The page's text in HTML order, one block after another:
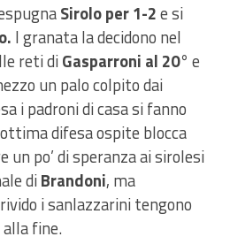
Sirolo per 1-2e si
I granata la decidono nel
reti diGasparroni al 20° e
un palo colpito dai
i padroni di casa si fanno
difesa ospite blocca
po’ di speranza ai sirolesi
diBrandoni, ma
i sanlazzarini tengono
fine.